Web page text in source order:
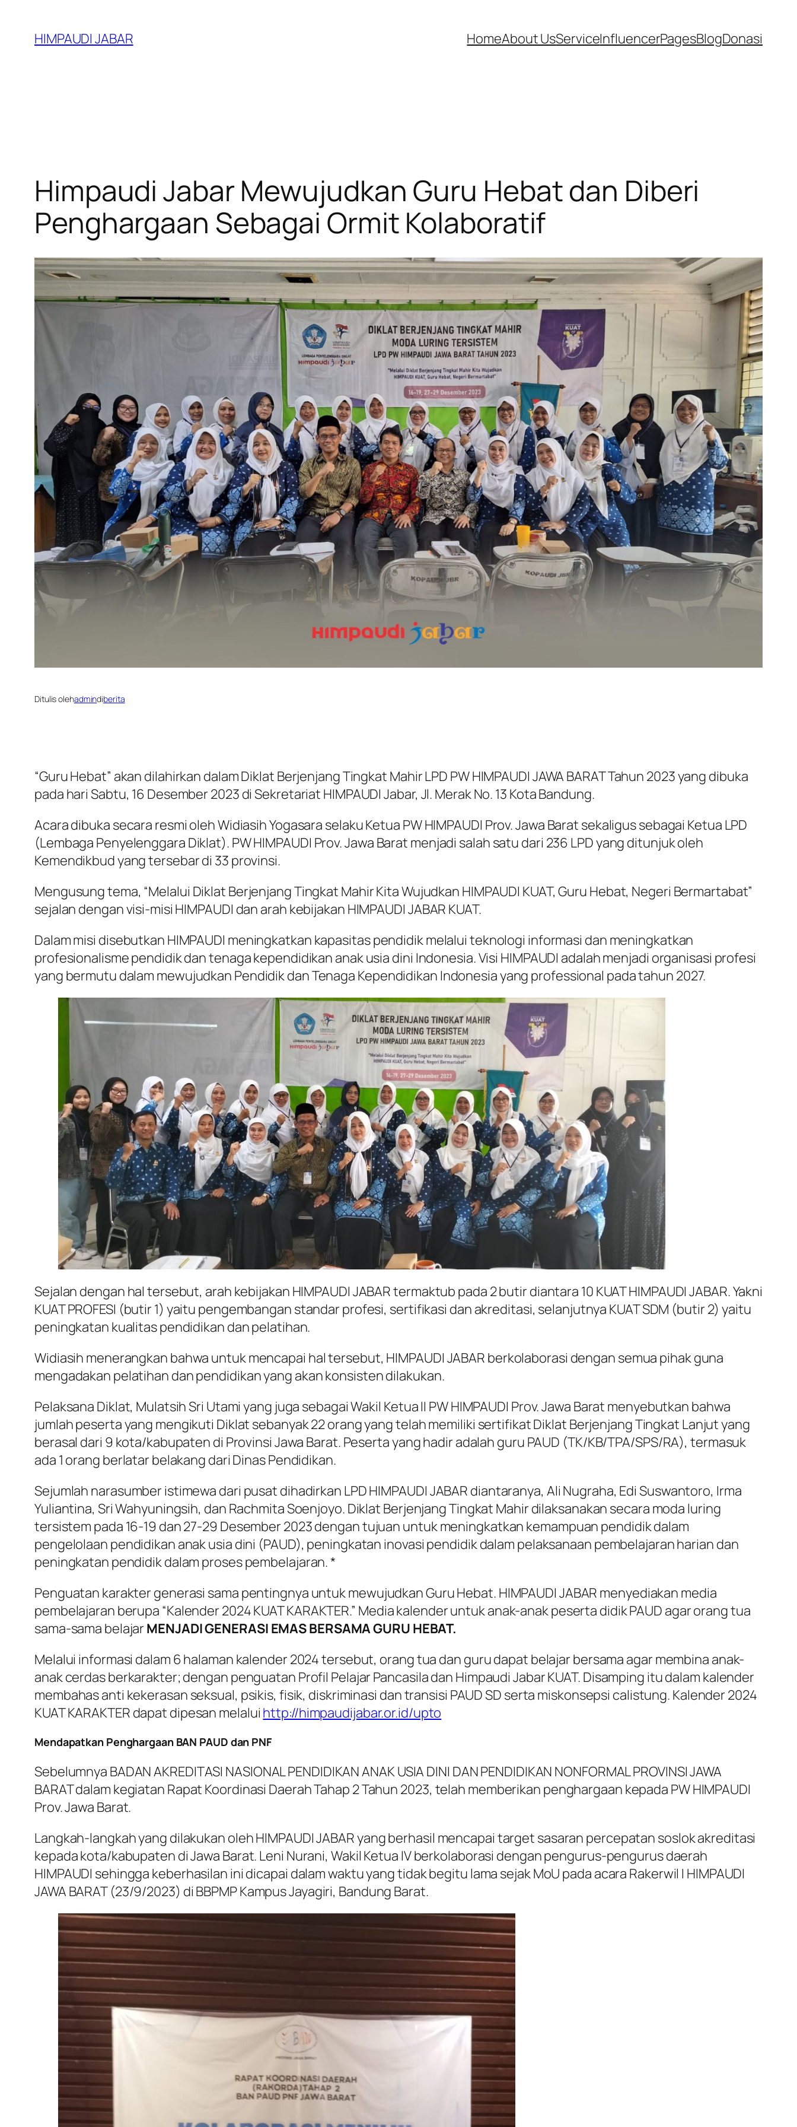
konten
HIMPAUDI JABAR HomeAbout UsServiceInfluencerPagesBlogDonasi
Himpaudi Jabar Mewujudkan Guru Hebat dan Diberi
Penghargaan Sebagai Ormit Kolaboratif
Ditulis olehadmindiberita
“Guru Hebat” akan dilahirkan dalam Diklat Berjenjang Tingkat Mahir LPD PW HIMPAUDI JAWA BARAT Tahun 2023 yang dibuka
pada hari Sabtu, 16 Desember 2023 di Sekretariat HIMPAUDI Jabar, Jl. Merak No. 13 Kota Bandung.
Acara dibuka secara resmi oleh Widiasih Yogasara selaku Ketua PW HIMPAUDI Prov. Jawa Barat sekaligus sebagai Ketua LPD
(Lembaga Penyelenggara Diklat). PW HIMPAUDI Prov. Jawa Barat menjadi salah satu dari 236 LPD yang ditunjuk oleh
Kemendikbud yang tersebar di 33 provinsi.
Mengusung tema, “Melalui Diklat Berjenjang Tingkat Mahir Kita Wujudkan HIMPAUDI KUAT, Guru Hebat, Negeri Bermartabat”
sejalan dengan visi-misi HIMPAUDI dan arah kebijakan HIMPAUDI JABAR KUAT.
Dalam misi disebutkan HIMPAUDI meningkatkan kapasitas pendidik melalui teknologi informasi dan meningkatkan
profesionalisme pendidik dan tenaga kependidikan anak usia dini Indonesia. Visi HIMPAUDI adalah menjadi organisasi profesi
yang bermutu dalam mewujudkan Pendidik dan Tenaga Kependidikan Indonesia yang professional pada tahun 2027.
Sejalan dengan hal tersebut, arah kebijakan HIMPAUDI JABAR termaktub pada 2 butir diantara 10 KUAT HIMPAUDI JABAR. Yakni
KUAT PROFESI (butir 1) yaitu pengembangan standar profesi, sertifikasi dan akreditasi, selanjutnya KUAT SDM (butir 2) yaitu
peningkatan kualitas pendidikan dan pelatihan.
Widiasih menerangkan bahwa untuk mencapai hal tersebut, HIMPAUDI JABAR berkolaborasi dengan semua pihak guna
mengadakan pelatihan dan pendidikan yang akan konsisten dilakukan.
Pelaksana Diklat, Mulatsih Sri Utami yang juga sebagai Wakil Ketua II PW HIMPAUDI Prov. Jawa Barat menyebutkan bahwa
jumlah peserta yang mengikuti Diklat sebanyak 22 orang yang telah memiliki sertifikat Diklat Berjenjang Tingkat Lanjut yang
berasal dari 9 kota/kabupaten di Provinsi Jawa Barat. Peserta yang hadir adalah guru PAUD (TK/KB/TPA/SPS/RA), termasuk
ada 1 orang berlatar belakang dari Dinas Pendidikan.
Sejumlah narasumber istimewa dari pusat dihadirkan LPD HIMPAUDI JABAR diantaranya, Ali Nugraha, Edi Suswantoro, Irma
Yuliantina, Sri Wahyuningsih, dan Rachmita Soenjoyo. Diklat Berjenjang Tingkat Mahir dilaksanakan secara moda luring
tersistem pada 16-19 dan 27-29 Desember 2023 dengan tujuan untuk meningkatkan kemampuan pendidik dalam
pengelolaan pendidikan anak usia dini (PAUD), peningkatan inovasi pendidik dalam pelaksanaan pembelajaran harian dan
peningkatan pendidik dalam proses pembelajaran. *
Penguatan karakter generasi sama pentingnya untuk mewujudkan Guru Hebat. HIMPAUDI JABAR menyediakan media
pembelajaran berupa “Kalender 2024 KUAT KARAKTER.” Media kalender untuk anak-anak peserta didik PAUD agar orang tua
sama-sama belajar MENJADI GENERASI EMAS BERSAMA GURU HEBAT.
Melalui informasi dalam 6 halaman kalender 2024 tersebut, orang tua dan guru dapat belajar bersama agar membina anak-
anak cerdas berkarakter; dengan penguatan Profil Pelajar Pancasila dan Himpaudi Jabar KUAT. Disamping itu dalam kalender
membahas anti kekerasan seksual, psikis, fisik, diskriminasi dan transisi PAUD SD serta miskonsepsi calistung. Kalender 2024
KUAT KARAKTER dapat dipesan melalui http://himpaudijabar.or.id/upto
Mendapatkan Penghargaan BAN PAUD dan PNF
Sebelumnya BADAN AKREDITASI NASIONAL PENDIDIKAN ANAK USIA DINI DAN PENDIDIKAN NONFORMAL PROVINSI JAWA
BARAT dalam kegiatan Rapat Koordinasi Daerah Tahap 2 Tahun 2023, telah memberikan penghargaan kepada PW HIMPAUDI
Prov. Jawa Barat.
Langkah-langkah yang dilakukan oleh HIMPAUDI JABAR yang berhasil mencapai target sasaran percepatan soslok akreditasi
kepada kota/kabupaten di Jawa Barat. Leni Nurani, Wakil Ketua IV berkolaborasi dengan pengurus-pengurus daerah
HIMPAUDI sehingga keberhasilan ini dicapai dalam waktu yang tidak begitu lama sejak MoU pada acara Rakerwil I HIMPAUDI
JAWA BARAT (23/9/2023) di BBPMP Kampus Jayagiri, Bandung Barat.